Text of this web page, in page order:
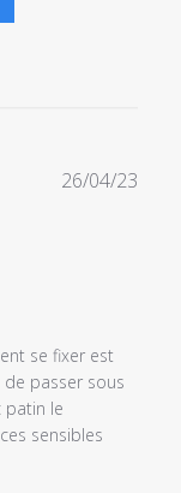
se fixer est
passer sous
patin le
sensibles
26/04/23